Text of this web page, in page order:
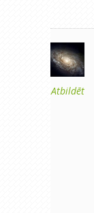
Atbildēt